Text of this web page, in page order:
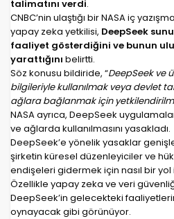
talimatını verdi.
CNBC’nin ulaştığı bir NASA iç
yapay zeka yetkilisi, DeepSeek
faaliyet gösterdiğini ve bunun
yarattığını belirtti.
Söz konusu bildiride, “DeepSeek ve
bilgileriyle kullanılmak veya devlet
ağlara bağlanmak için
NASA ayrıca, DeepSeek
ve ağlarda kullanılmasını yasakladı.
DeepSeek’e yönelik yasaklar
şirketin küresel düzenleyiciler ve
endişeleri gidermek için nasıl bir
Özellikle yapay zeka ve veri
DeepSeek’in gelecekteki
oynayacak gibi görünüyor.